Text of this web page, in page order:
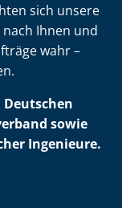
sich unsere
Ihnen und
wahr –
sowie
Ingenieure.